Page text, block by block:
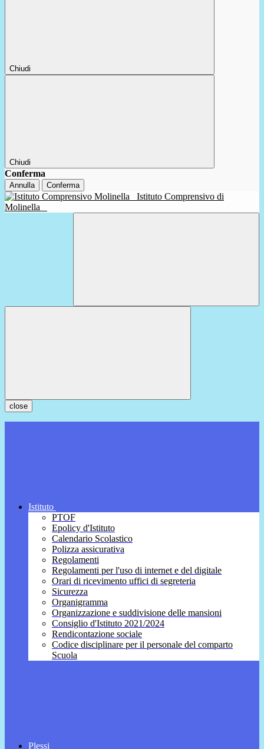
Chiudi
Chiudi
Conferma
Annulla Conferma
Istituto Comprensivo di
Molinella
close
Istituto
PTOF
Epolicy d'Istituto
Calendario Scolastico
Polizza assicurativa
Regolamenti
Regolamenti per l'uso di internet e del digitale
Orari di ricevimento uffici di segreteria
Sicurezza
Organigramma
Organizzazione e suddivisione delle mansioni
Consiglio d'Istituto 2021/2024
Rendicontazione sociale
Codice disciplinare per il personale del comparto
Scuola
Plessi